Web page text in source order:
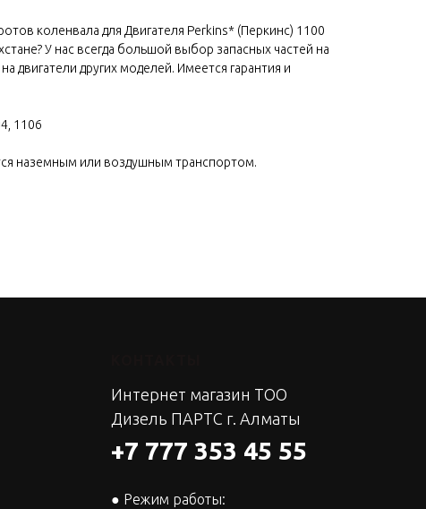
коленвала для Двигателя Perkins* (Перкинс) 1100
У нас всегда большой выбор запасных частей на
двигатели других моделей. Имеется гарантия и
1106
наземным или воздушным транспортом.
Интернет магазин ТОО
Дизель ПАРТС г. Алматы
+7 777 353 45 55
● Режим работы: